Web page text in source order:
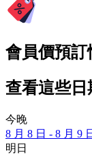
會員價預訂
查看這些日
今晚
8 月 8 日 - 8 月 9
明日